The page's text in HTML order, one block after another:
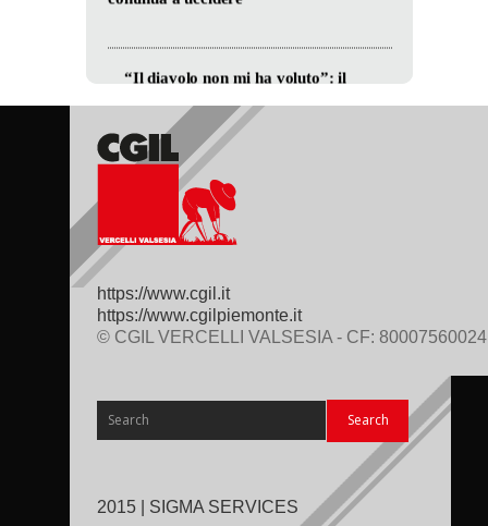
https://www.cgil.it
https://www.cgilpiemonte.it
© CGIL VERCELLI VALSESIA - CF: 80007560024
2015 | SIGMA SERVICES